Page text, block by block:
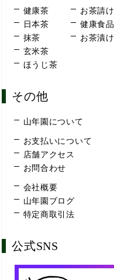
健康茶
日本茶
抹茶
玄米茶
ほうじ茶
お茶請け
健康食品
お茶漬け
その他
山年園について
お支払いについて
店舗アクセス
お問合わせ
会社概要
山年園ブログ
特定商取引法
公式SNS